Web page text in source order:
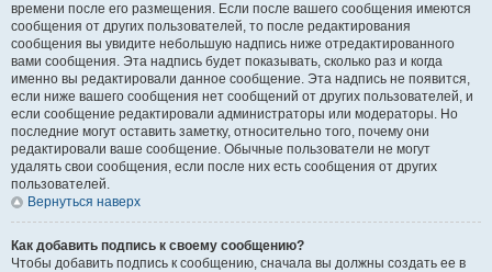
времени после его размещения. Если после вашего сообщения имеются
сообщения от других пользователей, то после редактирования
сообщения вы увидите небольшую надпись ниже отредактированного
вами сообщения. Эта надпись будет показывать, сколько раз и когда
именно вы редактировали данное сообщение. Эта надпись не появится,
если ниже вашего сообщения нет сообщений от других пользователей, и
если сообщение редактировали администраторы или модераторы. Но
последние могут оставить заметку, относительно того, почему они
редактировали ваше сообщение. Обычные пользователи не могут
удалять свои сообщения, если после них есть сообщения от других
пользователей.
Вернуться наверх
Как добавить подпись к своему сообщению?
Чтобы добавить подпись к сообщению, сначала вы должны создать ее в